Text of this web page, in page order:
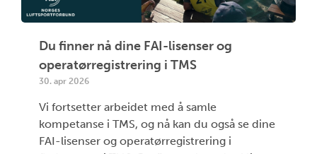
Du finner nå dine FAI-lisenser og
operatørregistrering i TMS
30. apr 2026
Vi fortsetter arbeidet med å samle
kompetanse i TMS, og nå kan du også se dine
FAI-lisenser og operatørregistrering i